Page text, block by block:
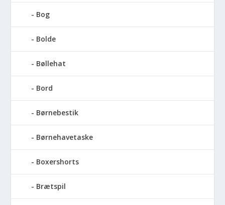
Bog
Bolde
Bøllehat
Bord
Børnebestik
Børnehavetaske
Boxershorts
Brætspil